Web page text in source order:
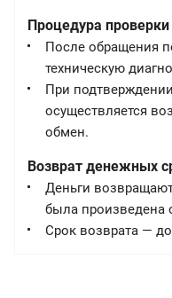
Процедура проверки
После обращения
техническую
При
осуществляется
обмен.
Возврат денежных
Деньги
была произведена
Срок возврата —